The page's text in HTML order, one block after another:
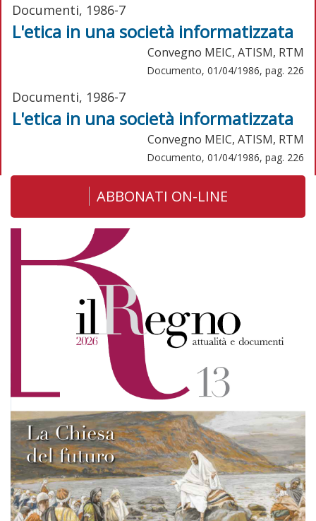
Documenti, 1986-7
L'etica in una società informatizzata
Convegno MEIC, ATISM, RTM
Documento, 01/04/1986, pag. 226
Documenti, 1986-7
L'etica in una società informatizzata
Convegno MEIC, ATISM, RTM
Documento, 01/04/1986, pag. 226
ABBONATI ON-LINE